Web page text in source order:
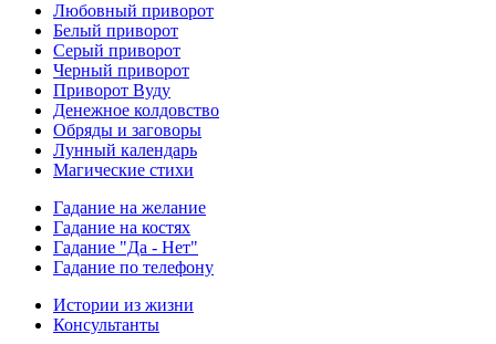
Любовный приворот
Белый приворот
Серый приворот
Черный приворот
Приворот Вуду
Денежное колдовство
Обряды и заговоры
Лунный календарь
Магические стихи
Гадание на желание
Гадание на костях
Гадание "Да - Нет"
Гадание по телефону
Истории из жизни
Консультанты